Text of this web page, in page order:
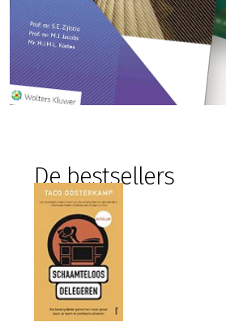
De bestsellers